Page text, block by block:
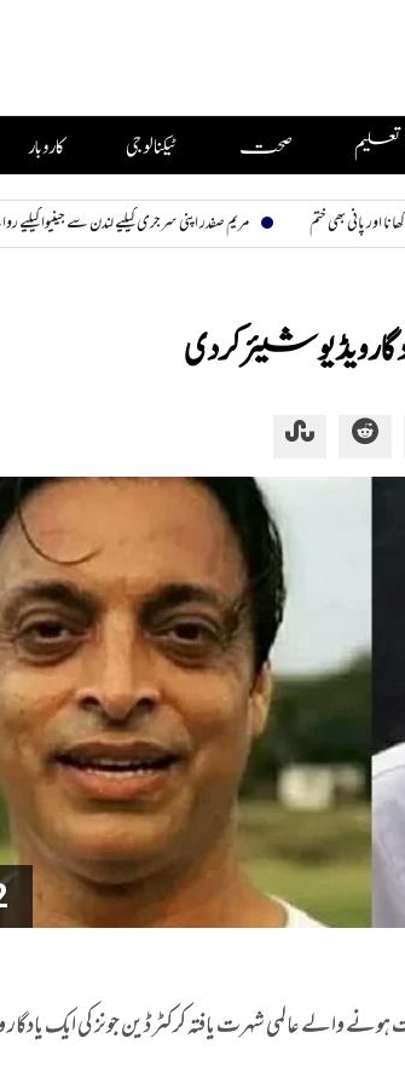
تعلیم صحت ٹیکنالوجی کاروبار
مریم صفدر اپنی سرجری کیلیے لندن سے جینیوا کیلیے روانہ
ویڈیو شیئر کردی
عالمی شہرت یافتہ کرکٹر ڈین جونز کی ایک یادگار